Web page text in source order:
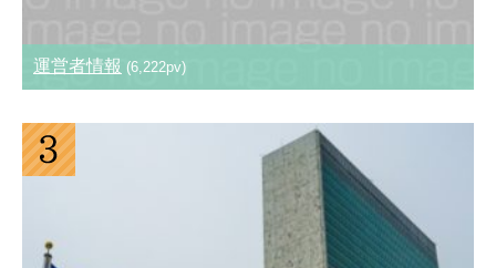
運営者情報 (6,222pv)